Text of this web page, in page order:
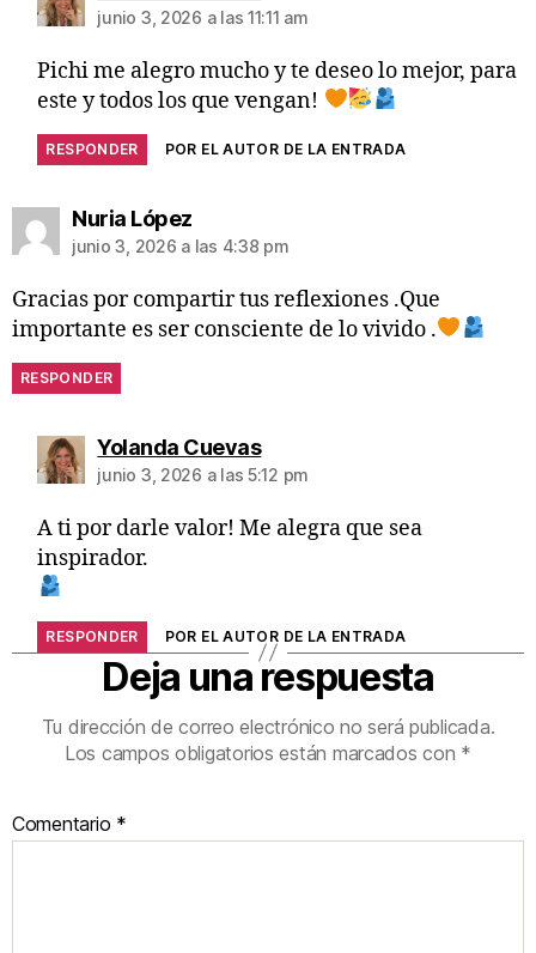
junio 3, 2026 a las 11:11 am
Pichi me alegro mucho y te deseo lo mejor, para
este y todos los que vengan!
RESPONDER POR EL AUTOR DE LA ENTRADA
Nuria López
junio 3, 2026 a las 4:38 pm
Gracias por compartir tus reflexiones .Que
importante es ser consciente de lo vivido .
RESPONDER
Yolanda Cuevas
junio 3, 2026 a las 5:12 pm
A ti por darle valor! Me alegra que sea
inspirador.
RESPONDER POR EL AUTOR DE LA ENTRADA
Deja una respuesta
Tu dirección de correo electrónico no será publicada.
Los campos obligatorios están marcados con *
Comentario *